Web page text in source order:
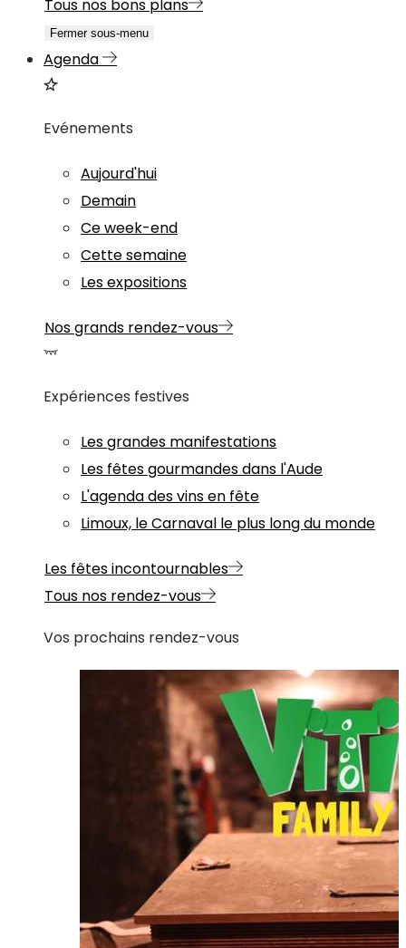
Tous nos bons plans
Fermer sous-menu
Agenda
Evénements
Aujourd'hui
Demain
Ce week-end
Cette semaine
Les expositions
Nos grands rendez-vous
Expériences festives
Les grandes manifestations
Les fêtes gourmandes dans l'Aude
L'agenda des vins en fête
Limoux, le Carnaval le plus long du monde
Les fêtes incontournables
Tous nos rendez-vous
Vos prochains rendez-vous